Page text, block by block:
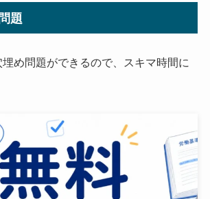
題
め問題ができるので、スキマ時間に